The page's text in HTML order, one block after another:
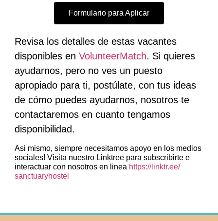
Formulario para Aplicar
Revisa los detalles de estas vacantes
disponibles en VolunteerMatch. Si quieres
ayudarnos, pero no ves un puesto
apropiado para ti, postúlate, con tus ideas
de cómo puedes ayudarnos, nosotros te
contactaremos en cuanto tengamos
disponibilidad.
Asi mismo, siempre necesitamos apoyo en los medios
sociales! Visita nuestro Linktree para subscribirte e
interactuar con nosotros en linea https://linktr.ee/
sanctuaryhostel